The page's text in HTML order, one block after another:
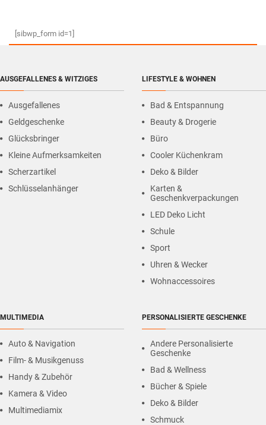
[sibwp_form id=1]
AUSGEFALLENES & WITZIGES
Ausgefallenes
Geldgeschenke
Glücksbringer
Kleine Aufmerksamkeiten
Scherzartikel
Schlüsselanhänger
LIFESTYLE & WOHNEN
Bad & Entspannung
Beauty & Drogerie
Büro
Cooler Küchenkram
Deko & Bilder
Karten &
Geschenkverpackungen
LED Deko Licht
Schule
Sport
Uhren & Wecker
Wohnaccessoires
MULTIMEDIA
Auto & Navigation
Film- & Musikgenuss
Handy & Zubehör
Kamera & Video
Multimediamix
PERSONALISIERTE GESCHENKE
Andere Personalisierte
Geschenke
Bad & Wellness
Bücher & Spiele
Deko & Bilder
Schmuck